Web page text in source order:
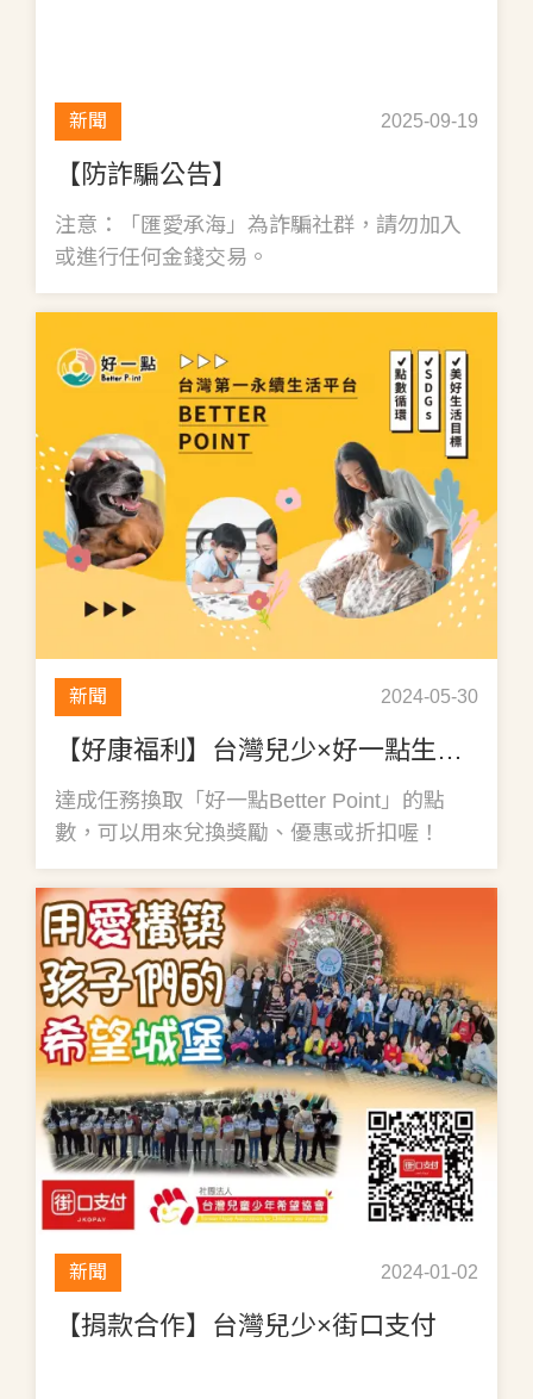
新聞 2025-09-19
【防詐騙公告】
注意：「匯愛承海」為詐騙社群，請勿加入
或進行任何金錢交易。
新聞 2024-05-30
【好康福利】台灣兒少×好一點生活平台
達成任務換取「好一點Better Point」的點
數，可以用來兌換獎勵、優惠或折扣喔！
新聞 2024-01-02
【捐款合作】台灣兒少×街口支付